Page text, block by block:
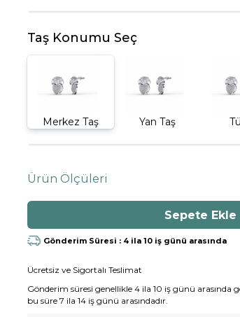
Taş Konumu Seç
Merkez Taş Yan Taş
Ürün Ölçüleri
Gönderim Süresi : 4 ila 10 iş günü arasında
Ücretsiz ve Sigortalı Teslimat
Gönderim süresi genellikle 4 ila 10 iş günü arasında
bu süre 7 ila 14 iş günü arasındadır.